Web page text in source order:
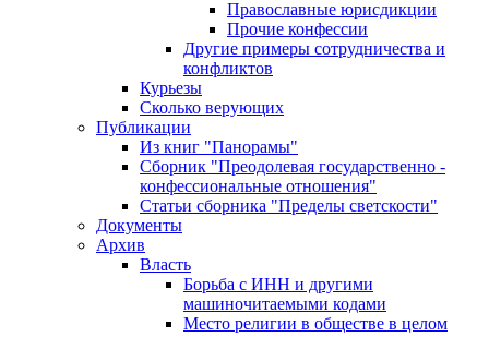
Православные юрисдикции
Прочие конфессии
Другие примеры сотрудничества и
конфликтов
Курьезы
Сколько верующих
Публикации
Из книг "Панорамы"
Сборник "Преодолевая государственно -
конфессиональные отношения"
Статьи сборника "Пределы светскости"
Документы
Архив
Власть
Борьба с ИНН и другими
машиночитаемыми кодами
Место религии в обществе в целом